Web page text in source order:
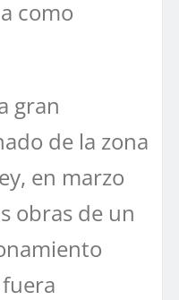
como
gran
de la zona
en marzo
obras de un